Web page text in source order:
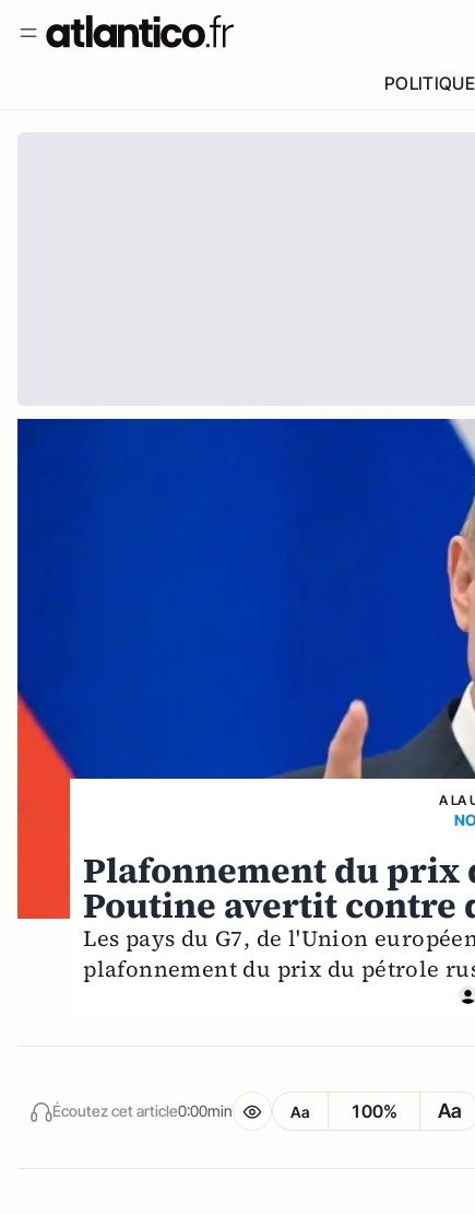
POLITIQUE
A LA
Plafonnement du prix
Poutine avertit contre
Les pays du G7, de l'Union
plafonnement du prix du pétrole
Écoutez cet article0:00min Aa 100% Aa